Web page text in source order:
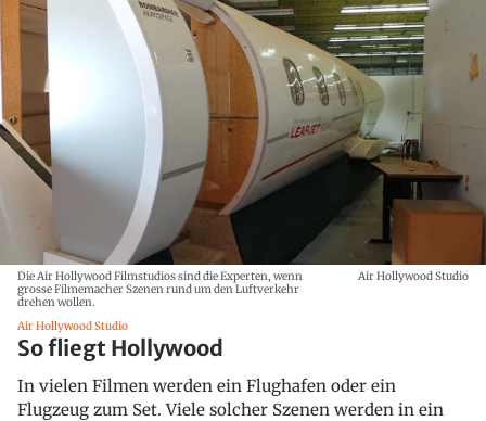
Die Air Hollywood Filmstudios sind die Experten, wenn
grosse Filmemacher Szenen rund um den Luftverkehr
drehen wollen.
Air Hollywood Studio
Air Hollywood Studio
So fliegt Hollywood
In vielen Filmen werden ein Flughafen oder ein
Flugzeug zum Set. Viele solcher Szenen werden in ein